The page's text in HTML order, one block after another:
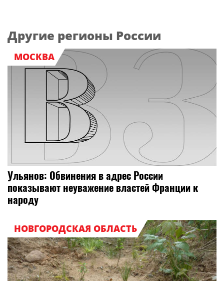
Другие регионы России
МОСКВА
Ульянов: Обвинения в адрес России
показывают неуважение властей Франции к
народу
НОВГОРОДСКАЯ ОБЛАСТЬ